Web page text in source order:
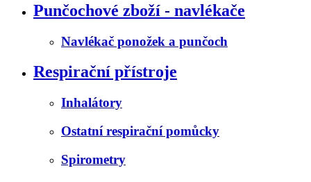
Punčochové zboží - navlékače
Navlékač ponožek a punčoch
Respirační přístroje
Inhalátory
Ostatní respirační pomůcky
Spirometry